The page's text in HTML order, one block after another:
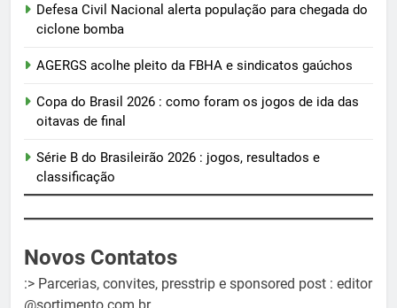
Defesa Civil Nacional alerta população para chegada do
ciclone bomba
AGERGS acolhe pleito da FBHA e sindicatos gaúchos
Copa do Brasil 2026 : como foram os jogos de ida das
oitavas de final
Série B do Brasileirão 2026 : jogos, resultados e
classificação
Novos Contatos
:> Parcerias, convites, presstrip e sponsored post : editor